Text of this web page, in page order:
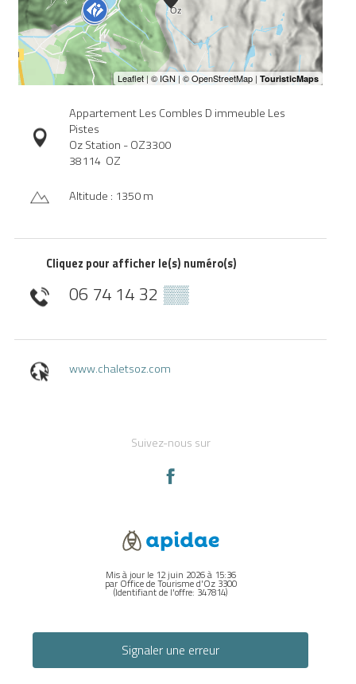
Appartement Les Combles D immeuble Les
Pistes
Oz Station - OZ3300
38114 OZ
Altitude : 1350 m
Cliquez pour afficher le(s) numéro(s)
06 74 14 32 ▒▒
www.chaletsoz.com
Suivez-nous sur
Mis à jour le 12 juin 2026 à 15:36
par Office de Tourisme d'Oz 3300
(Identifiant de l'offre: 347814)
Signaler une erreur